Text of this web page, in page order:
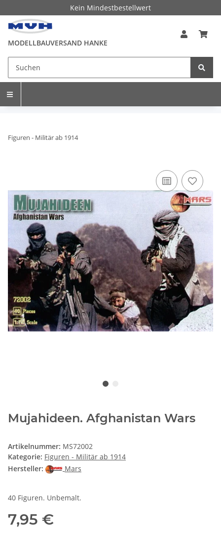
Kein Mindestbestellwert
MODELLBAUVERSAND HANKE
Figuren - Militär ab 1914
Mujahideen. Afghanistan Wars
Artikelnummer: MS72002
Kategorie: Figuren - Militär ab 1914
Hersteller:
Mars
40 Figuren. Unbemalt.
7,95 €